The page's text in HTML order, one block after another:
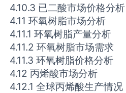
4.10.3 已二酸市场价格分析
4.11 环氧树脂市场分析
4.11.1 环氧树脂产量分析
4.11.2 环氧树脂市场需求
4.11.3 环氧树脂价格分析
4.12 丙烯酸市场分析
4.12.1 全球丙烯酸生产情况